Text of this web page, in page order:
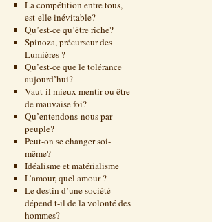
La compétition entre tous,
est-elle inévitable?
Qu’est-ce qu’être riche?
Spinoza, précurseur des
Lumières ?
Qu’est-ce que le tolérance
aujourd’hui?
Vaut-il mieux mentir ou être
de mauvaise foi?
Qu’entendons-nous par
peuple?
Peut-on se changer soi-
même?
Idéalisme et matérialisme
L’amour, quel amour ?
Le destin d’une société
dépend t-il de la volonté des
hommes?